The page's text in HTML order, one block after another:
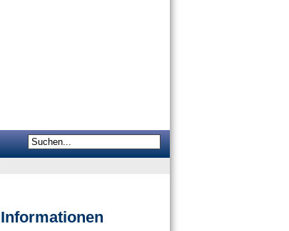
Informationen